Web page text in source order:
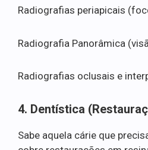
Radiografias periapicais
Radiografia Panorâmica
Radiografias oclusais e
4. Dentística
Sabe aquela cárie que